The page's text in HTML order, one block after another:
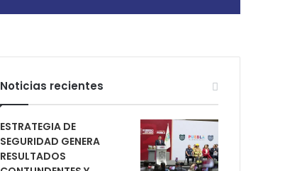
Noticias recientes
ESTRATEGIA DE
SEGURIDAD GENERA
RESULTADOS